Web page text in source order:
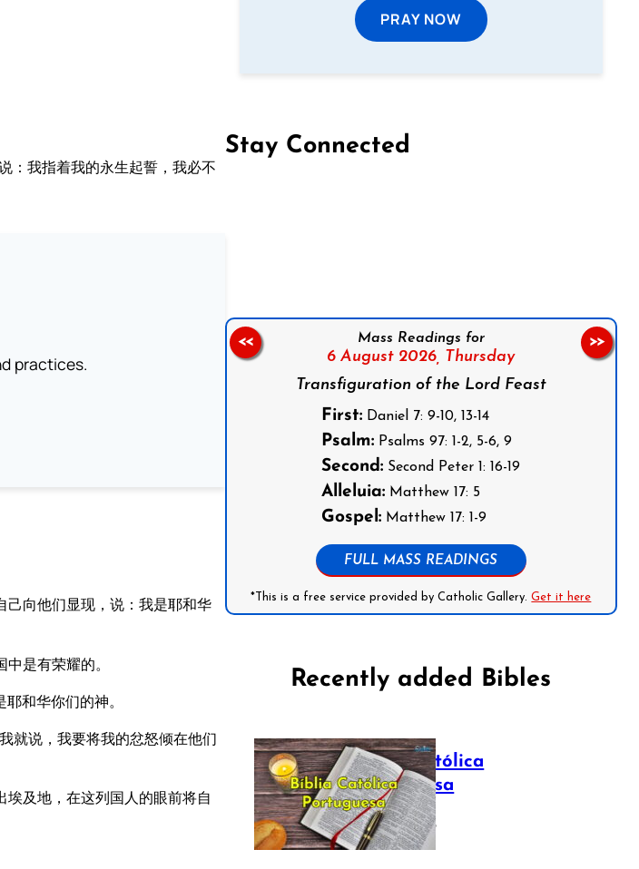
：我指着我的永生起誓，我必不
practices.
己向他们显现，说：我是耶和华
是有荣耀的。
和华你们的神。
就说，我要将我的忿怒倾在他们
及地，在这列国人的眼前将自
PRAY NOW
Stay Connected
Mass Readings for
6 August 2026, Thursday
Transfiguration of the Lord Feast
First: Daniel 7: 9-10, 13-14
Psalm: Psalms 97: 1-2, 5-6, 9
Second: Second Peter 1: 16-19
Alleluia: Matthew 17: 5
Gospel: Matthew 17: 1-9
FULL MASS READINGS
*This is a free service provided by Catholic Gallery.Get it here
<< >>
Recently added Bibles
Bíblia Católica
Portuguesa
July 16, 2025